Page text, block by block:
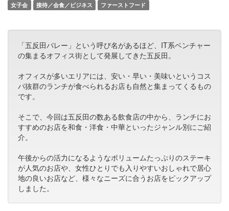
女子会
接待／会食／ビジネス ファーストフード
「五反田バレー」という呼び名があるほど、IT系ベンチャー
の集まるオフィス街として発展してきた五反田。
オフィスが多いエリアには、安い・早い・美味いというコス
パ抜群のランチが食べられるお店も自然と集まってくるもの
です。
そこで、今回は五反田の数ある飲食店の中から、ランチにお
すすめのお店を和食・洋食・中華といったジャンル別にご紹
介。
午後からの活力になるようなボリュームたっぷりのステーキ
が人気のお店や、女性ひとりでも入りやすいおしゃれで居心
地の良いお店など、様々なニーズに合うお店をピックアップ
しました。